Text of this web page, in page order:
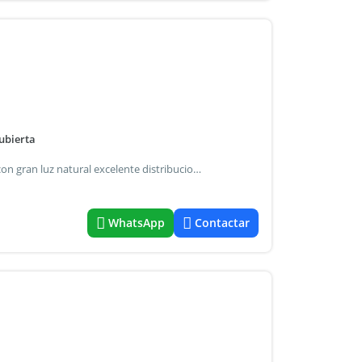
Departamento de dos ambientes excelente patio propio con gran luz natural excelente distribucion cochera fija subterranea excelente ubicacion a 3 cuadras de la plaza - centro de pilar cercania a comercios - bancos
WhatsApp Contactar